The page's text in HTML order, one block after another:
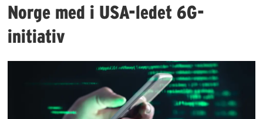
Norge med i USA-ledet 6G-
initiativ